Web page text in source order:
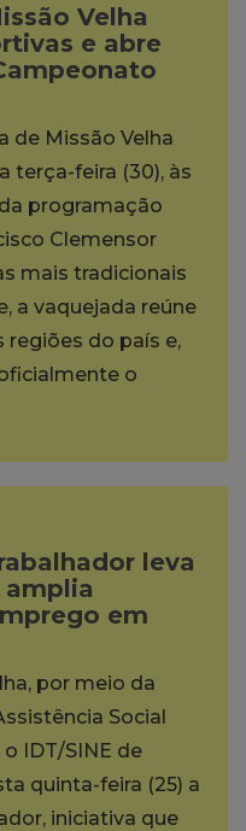
Velha
e abre
de Missão Velha
terça-feira (30), às
programação
Clemensor
mais tradicionais
a vaquejada reúne
do país e,
o
leva
em
por meio da
Social
o IDT/SINE de
quinta-feira (25) a
iniciativa que